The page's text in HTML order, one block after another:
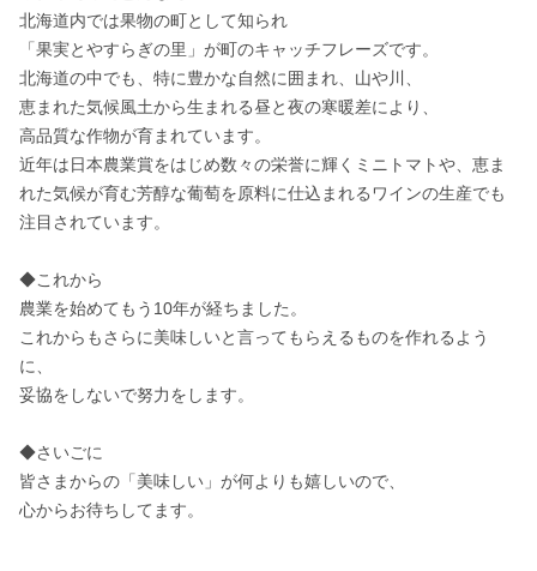
北海道内では果物の町として知られ
「果実とやすらぎの里」が町のキャッチフレーズです。
北海道の中でも、特に豊かな自然に囲まれ、山や川、
恵まれた気候風土から生まれる昼と夜の寒暖差により、
高品質な作物が育まれています。
近年は日本農業賞をはじめ数々の栄誉に輝くミニトマトや、恵ま
れた気候が育む芳醇な葡萄を原料に仕込まれるワインの生産でも
注目されています。
◆これから
農業を始めてもう10年が経ちました。
これからもさらに美味しいと言ってもらえるものを作れるよう
に、
妥協をしないで努力をします。
◆さいごに
皆さまからの「美味しい」が何よりも嬉しいので、
心からお待ちしてます。